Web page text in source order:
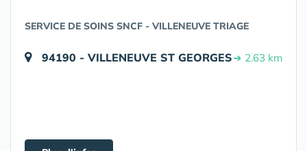
SERVICE DE SOINS SNCF - VILLENEUVE TRIAGE
94190 - VILLENEUVE ST GEORGES➔ 2.63 km